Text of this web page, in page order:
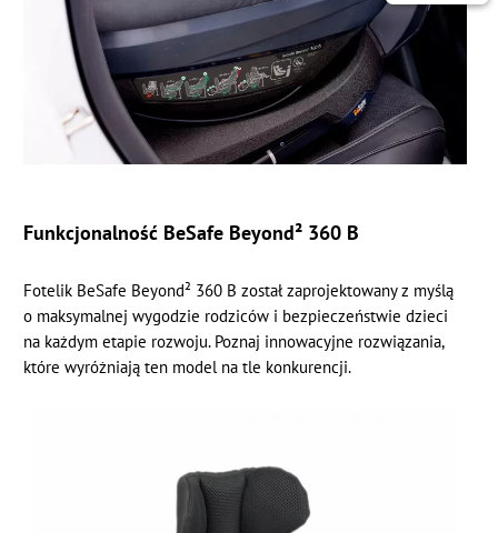
Funkcjonalność BeSafe Beyond² 360 B
Fotelik BeSafe Beyond² 360 B został zaprojektowany z myślą
o maksymalnej wygodzie rodziców i bezpieczeństwie dzieci
na każdym etapie rozwoju. Poznaj innowacyjne rozwiązania,
które wyróżniają ten model na tle konkurencji.